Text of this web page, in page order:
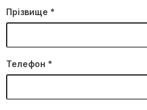
Прізвище *
Телефон *